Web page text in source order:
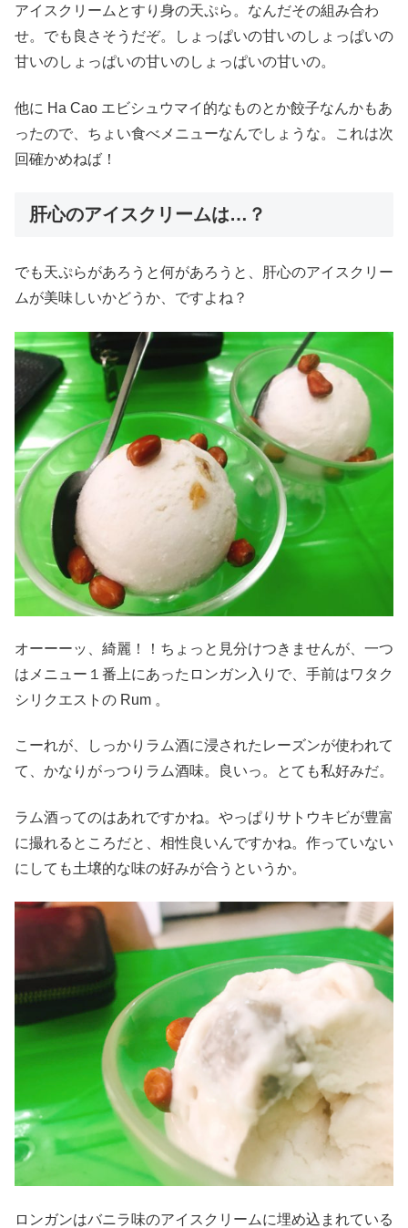
アイスクリームとすり身の天ぷら。なんだその組み合わ
せ。でも良さそうだぞ。しょっぱいの甘いのしょっぱいの
甘いのしょっぱいの甘いのしょっぱいの甘いの。
他に Ha Cao エビシュウマイ的なものとか餃子なんかもあ
ったので、ちょい食べメニューなんでしょうな。これは次
回確かめねば！
肝心のアイスクリームは…？
でも天ぷらがあろうと何があろうと、肝心のアイスクリー
ムが美味しいかどうか、ですよね？
オーーーッ、綺麗！！ちょっと見分けつきませんが、一つ
はメニュー１番上にあったロンガン入りで、手前はワタク
シリクエストの Rum 。
こーれが、しっかりラム酒に浸されたレーズンが使われて
て、かなりがっつりラム酒味。良いっ。とても私好みだ。
ラム酒ってのはあれですかね。やっぱりサトウキビが豊富
に撮れるところだと、相性良いんですかね。作っていない
にしても土壌的な味の好みが合うというか。
ロンガンはバニラ味のアイスクリームに埋め込まれている